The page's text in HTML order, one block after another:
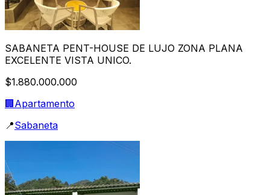
SABANETA PENT-HOUSE DE LUJO ZONA PLANA
EXCELENTE VISTA UNICO.
$1.880.000.000
🏢 Apartamento
📍Sabaneta